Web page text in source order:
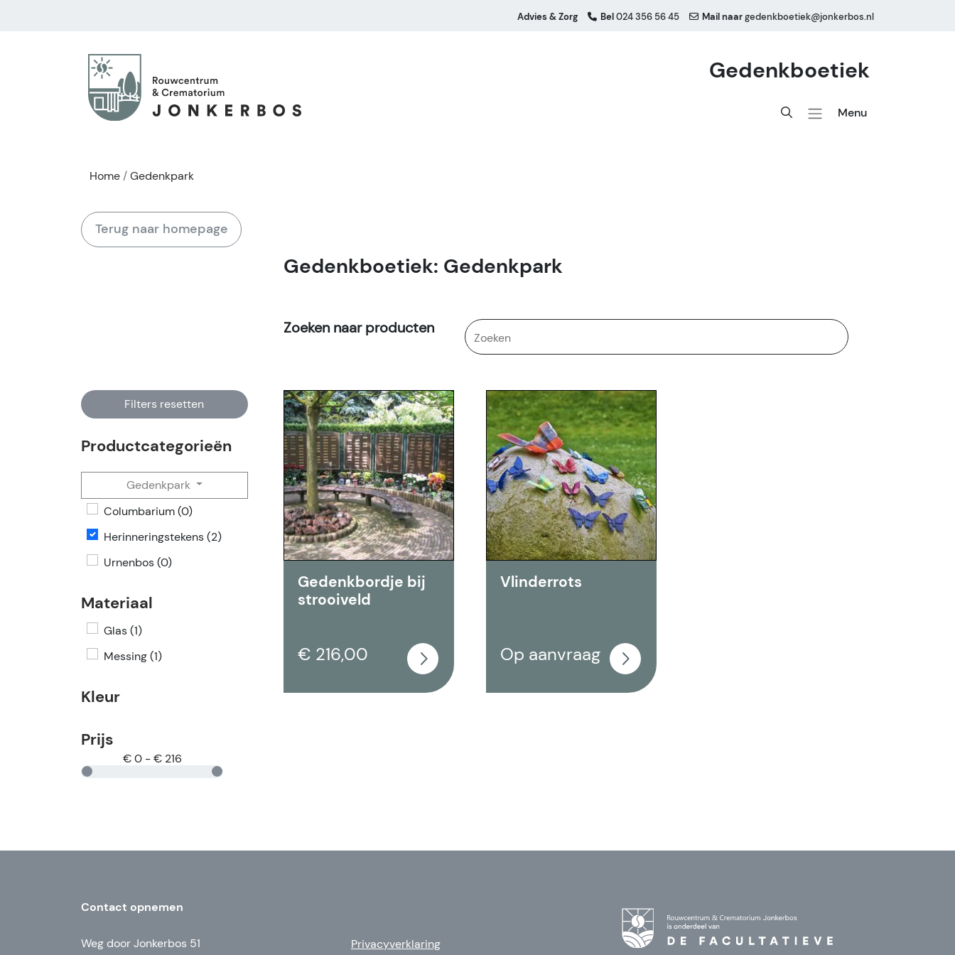
Advies & Zorg Bel024 356 56 45 Mail naargedenkboetiek@jonkerbos.nl
Gedenkboetiek
Menu
Home Gedenkpark
Terug naar homepage
Gedenkboetiek: Gedenkpark
Zoeken naar producten
Filters resetten
Productcategorieën
Gedenkpark
Columbarium (0)
Herinneringstekens (2)
Urnenbos (0)
Materiaal
Glas (1)
Messing (1)
Kleur
Prijs
€ 0 - € 216
Gedenkbordje bij
strooiveld
€ 216,00
Vlinderrots
Op aanvraag
Contact opnemen
Weg door Jonkerbos 51
Privacyverklaring